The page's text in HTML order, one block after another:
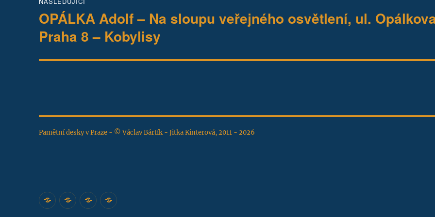
Následující
příspěvek:
OPÁLKA Adolf – Na sloupu veřejného osvětlení, ul.
Praha 8 – Kobylisy
Pamětní desky v Praze - © Václav Bártík - Jitka Kinterová, 2011 - 2026
ÚvodníKatalogZajímavosti
Napište